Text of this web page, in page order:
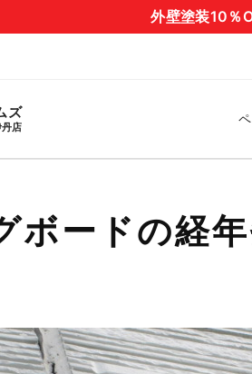
外壁塗装10
ズ
店
ボードの経